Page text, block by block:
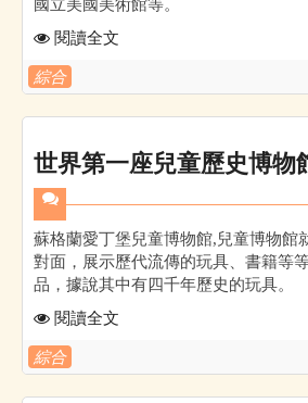
國立美國美術館等。
閱讀全文
綜合
世界第一座兒童歷史博物
蘇格蘭愛丁堡兒童博物館,兒童博物館
對面，展示歷代流傳的玩具、書籍等
品，據說其中有四千年歷史的玩具。
閱讀全文
綜合